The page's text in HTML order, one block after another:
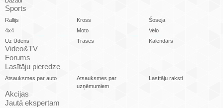
Sports
Rallijs Kross
Šoseja
4x4
Moto
Velo
Uz Ūdens
Trases Kalendārs
Video&TV
Forums
Lasītāju pieredze
Atsauksmes par auto
Atsauksmes par
uzņēmumiem
Lasītāju raksti
Akcijas
Jautā ekspertam